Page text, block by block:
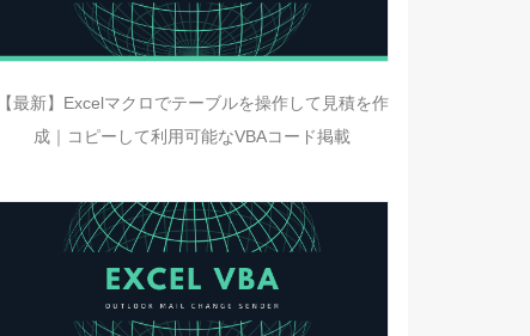
【最新】Excelマクロでテーブルを操作して見積を作
成｜コピーして利用可能なVBAコード掲載